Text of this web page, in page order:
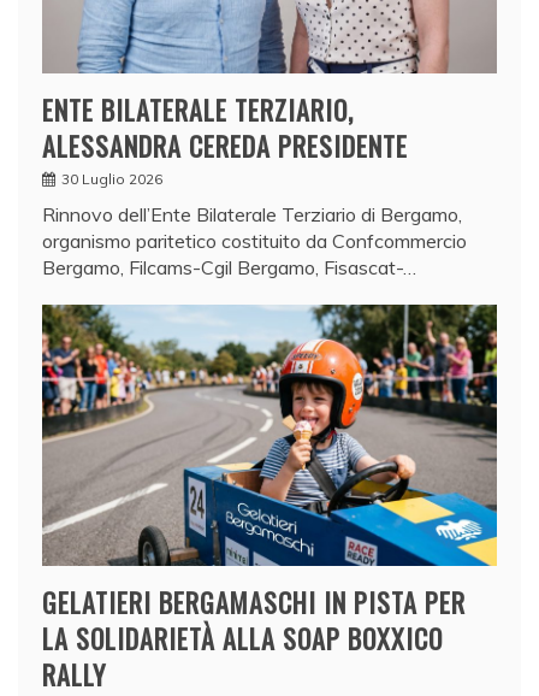
ENTE BILATERALE TERZIARIO,
ALESSANDRA CEREDA PRESIDENTE
30 Luglio 2026
Rinnovo dell’Ente Bilaterale Terziario di Bergamo,
organismo paritetico costituito da Confcommercio
Bergamo, Filcams-Cgil Bergamo, Fisascat-…
GELATIERI BERGAMASCHI IN PISTA PER
LA SOLIDARIETÀ ALLA SOAP BOXXICO
RALLY